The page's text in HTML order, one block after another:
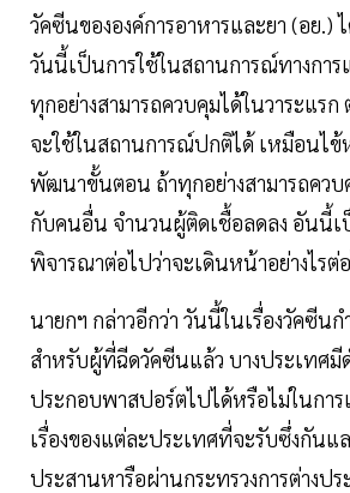
วัคซีนขององค์การอาหารและยา (อย.)
วันนี้เป็นการใช้ในสถานการณ์ทางกา
ทุกอย่างสามารถควบคุมได้ในวาระแร
จะใช้ในสถานการณ์ปกติได้ เหมือนไ
พัฒนาขั้นตอน ถ้าทุกอย่างสามารถควบ
กับคนอื่น จำนวนผู้ติดเชื้อลดลง อันนี้เ
พิจารณาต่อไปว่าจะเดินหน้าอย่างไรต่
นายกฯ กล่าวอีกว่า วันนี้ในเรื่องวัคซีน
สำหรับผู้ที่ฉีดวัคซีนแล้ว บางประเทศมี
ประกอบพาสปอร์ตไปได้หรือไม่ในการ
เรื่องของแต่ละประเทศที่จะรับซึ่งกัน
ประสานหารือผ่านกระทรวงการต่างป